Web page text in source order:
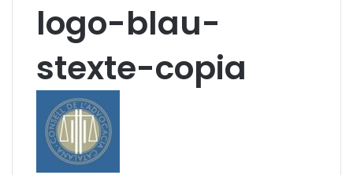
logo-blau-
stexte-copia